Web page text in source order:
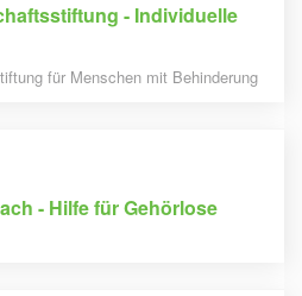
- Individuelle
für Menschen mit Behinderung
- Hilfe für Gehörlose